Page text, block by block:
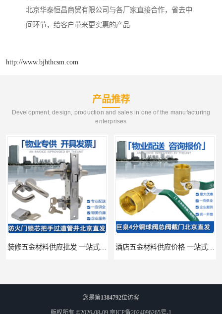
北京华泰恒昌商贸有限公司与各厂家直接合作，省去中
间环节，给客户带来更实惠的产品
http://www.bjhthcsm.com
产品推荐
Development, design, production and sales in one of the manufacturing
enterprises
您是第1384792位访客
版权所有 ©2026-08-09 京ICP备2024096265号-1